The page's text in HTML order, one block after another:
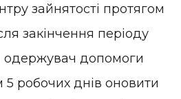
зайнятості протягом
закінчення періоду
одержувач допомоги
робочих днів оновити